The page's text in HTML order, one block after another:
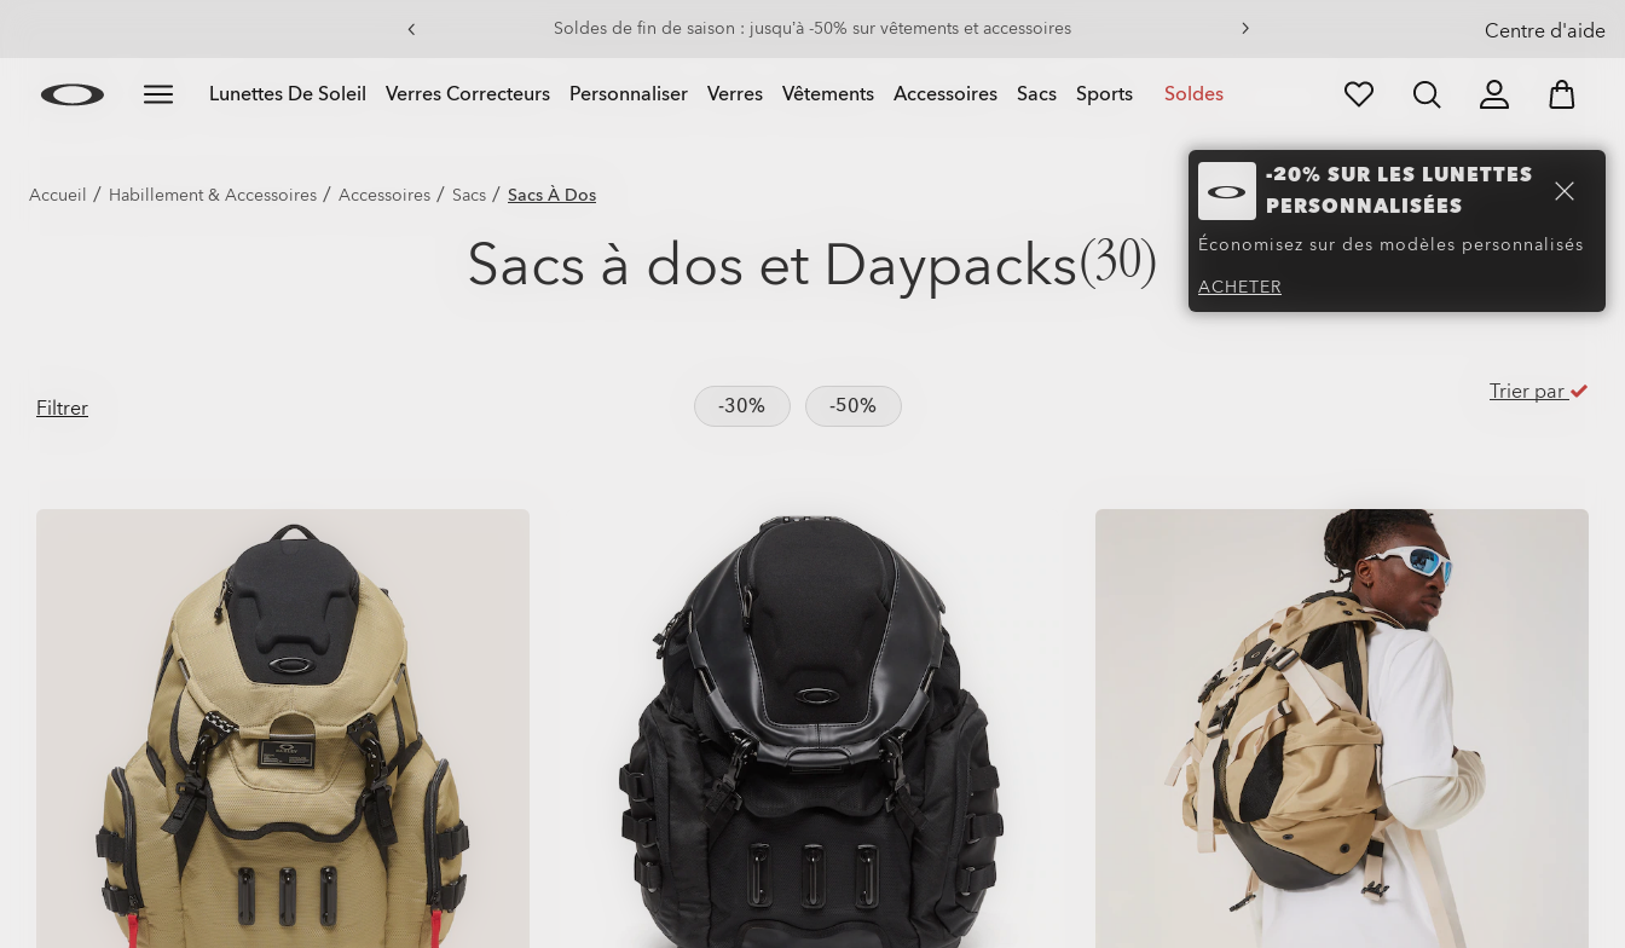
main
-20 % sur les verres de rechange à l’achat d’une paire de lunettes de soleil Centre d'aide
Lunettes De Soleil Verres Correcteurs Personnaliser Verres Vêtements Accessoires Sacs Sports Soldes
-20% SUR LES LUNETTES
PERSONNALISÉES
Économisez sur des modèles personnalisés
ACHETER
Accueil / Habillement & Accessoires / Accessoires / Sacs / Sacs À Dos
Sacs à dos et Daypacks(30)
Filtrer -30% -50%
Trier par